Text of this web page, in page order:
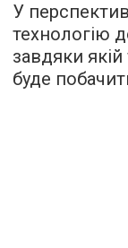
У
технологію
завдяки
буде